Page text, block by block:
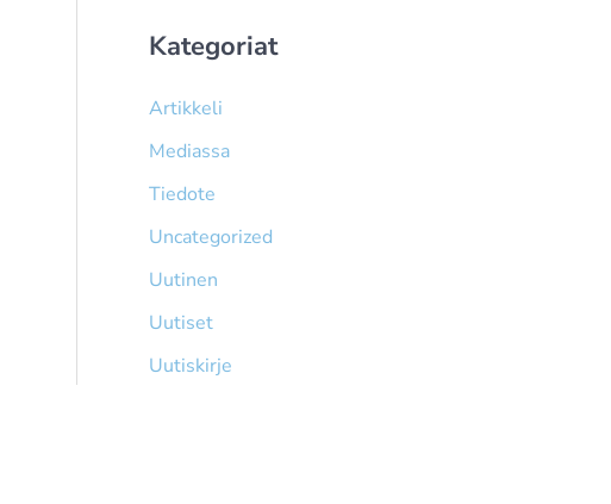
Kategoriat
Artikkeli
Mediassa
Tiedote
Uncategorized
Uutinen
Uutiset
Uutiskirje